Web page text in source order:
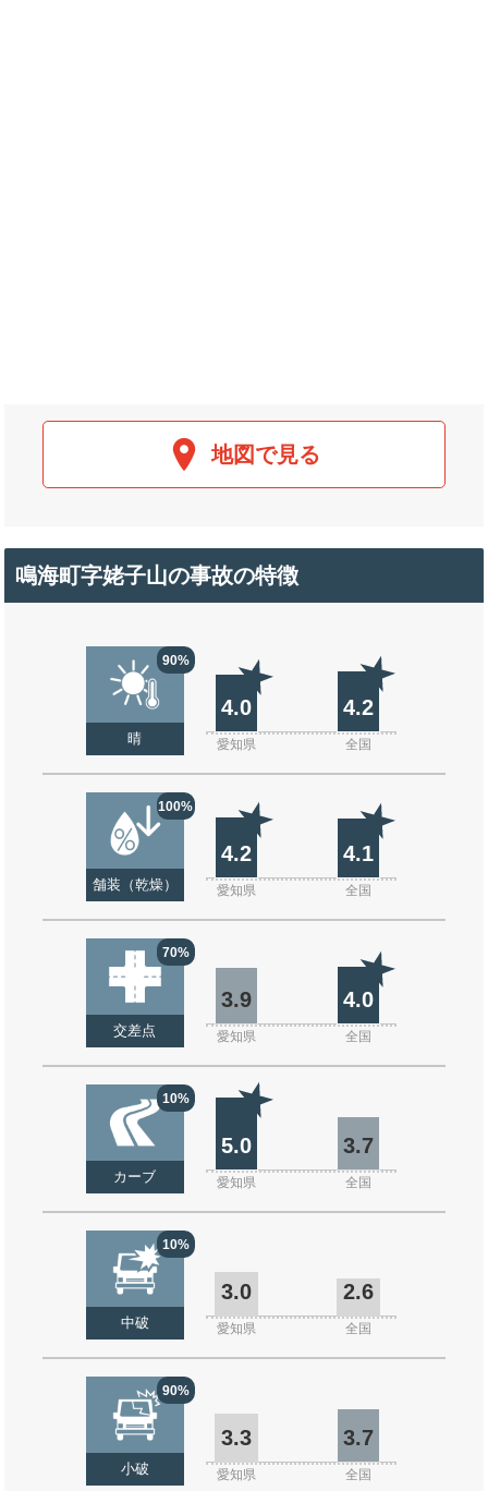
地図で見る
鳴海町字姥子山の事故の特徴
90%
晴
4.0 4.2
愛知県 全国
100%
舗装（乾燥）
4.2 4.1
愛知県 全国
70%
交差点
3.9 4.0
愛知県 全国
10%
カーブ
5.0 3.7
愛知県 全国
10%
中破
3.0 2.6
愛知県 全国
90%
小破
3.3 3.7
愛知県 全国